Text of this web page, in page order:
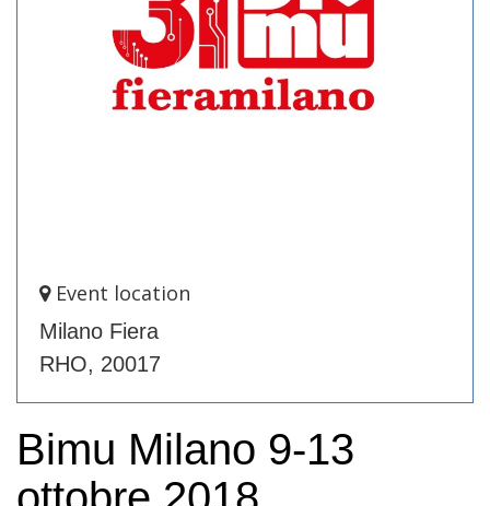
Event location
Milano Fiera
RHO, 20017
Bimu Milano 9-13